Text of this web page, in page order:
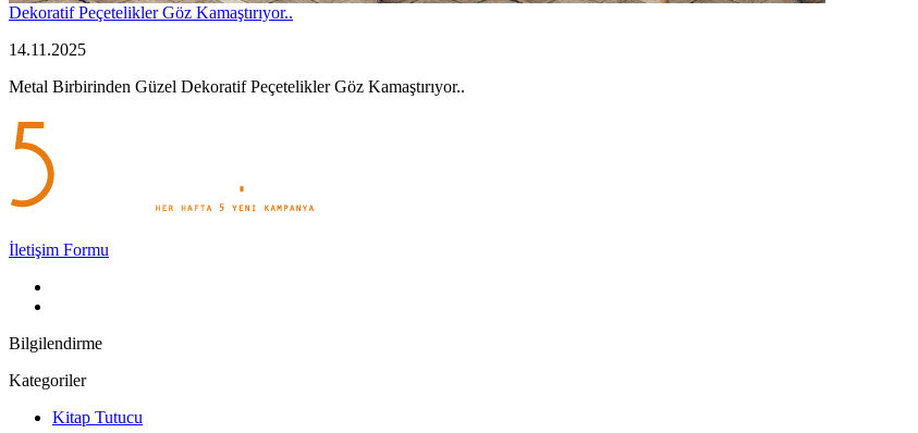
Dekoratif Peçetelikler Göz Kamaştırıyor..
14.11.2025
Metal Birbirinden Güzel Dekoratif Peçetelikler Göz Kamaştırıyor..
İletişim Formu
Bilgilendirme
Kategoriler
Kitap Tutucu